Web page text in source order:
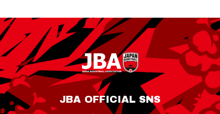
JBA OFFICIAL SNS